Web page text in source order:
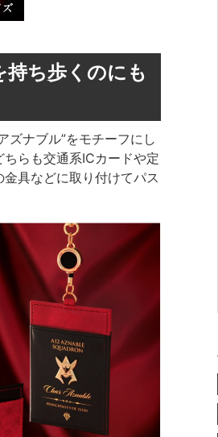
ち歩くのにも
ズナブル”をモチーフにし
らも交通系ICカードや定
具などに取り付けてパス